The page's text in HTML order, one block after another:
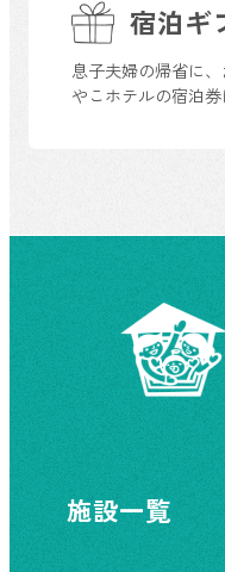
宿泊ギ
息子夫婦の帰省に
やこホテルの宿泊
施設一覧